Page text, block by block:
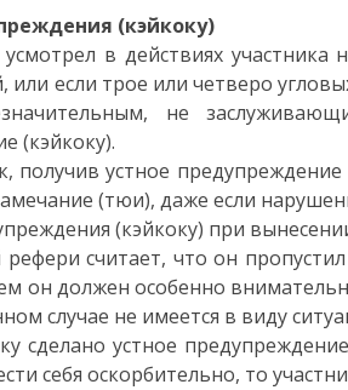
(кэйкоку)
усмотрел в действиях
или если трое или четверо
не
(кэйкоку).
получив устное
(тюи), даже если
(кэйкоку) при
рефери считает, что он
он должен особенно
случае не имеется в виду
сделано устное
себя оскорбительно, то